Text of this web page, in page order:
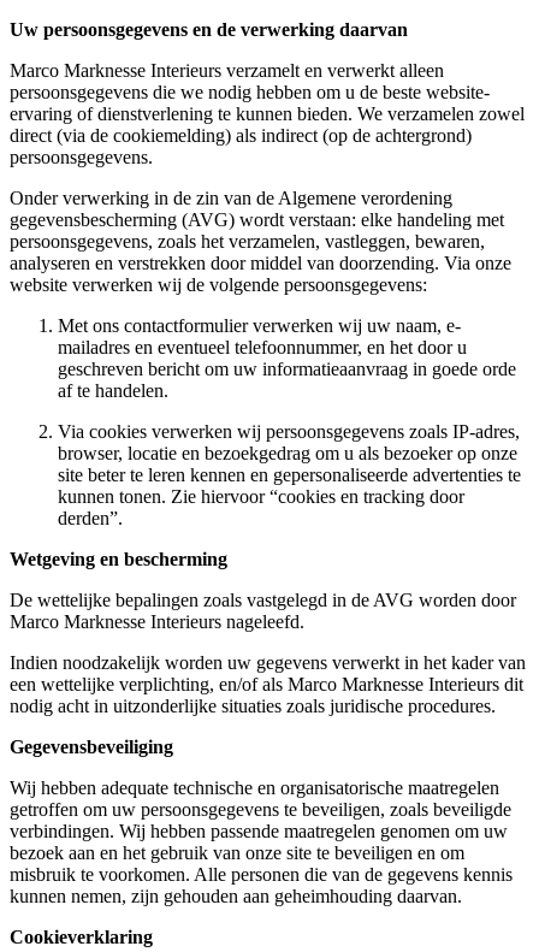
Uw persoonsgegevens en de verwerking daarvan
Marco Marknesse Interieurs verzamelt en verwerkt alleen
persoonsgegevens die we nodig hebben om u de beste website-
ervaring of dienstverlening te kunnen bieden. We verzamelen zowel
direct (via de cookiemelding) als indirect (op de achtergrond)
persoonsgegevens.
Onder verwerking in de zin van de Algemene verordening
gegevensbescherming (AVG) wordt verstaan: elke handeling met
persoonsgegevens, zoals het verzamelen, vastleggen, bewaren,
analyseren en verstrekken door middel van doorzending. Via onze
website verwerken wij de volgende persoonsgegevens:
Met ons contactformulier verwerken wij uw naam, e-
mailadres en eventueel telefoonnummer, en het door u
geschreven bericht om uw informatieaanvraag in goede orde
af te handelen.
Via cookies verwerken wij persoonsgegevens zoals IP-adres,
browser, locatie en bezoekgedrag om u als bezoeker op onze
site beter te leren kennen en gepersonaliseerde advertenties te
kunnen tonen. Zie hiervoor “cookies en tracking door
derden”.
Wetgeving en bescherming
De wettelijke bepalingen zoals vastgelegd in de AVG worden door
Marco Marknesse Interieurs nageleefd.
Indien noodzakelijk worden uw gegevens verwerkt in het kader van
een wettelijke verplichting, en/of als Marco Marknesse Interieurs dit
nodig acht in uitzonderlijke situaties zoals juridische procedures.
Gegevensbeveiliging
Wij hebben adequate technische en organisatorische maatregelen
getroffen om uw persoonsgegevens te beveiligen, zoals beveiligde
verbindingen. Wij hebben passende maatregelen genomen om uw
bezoek aan en het gebruik van onze site te beveiligen en om
misbruik te voorkomen. Alle personen die van de gegevens kennis
kunnen nemen, zijn gehouden aan geheimhouding daarvan.
Cookieverklaring